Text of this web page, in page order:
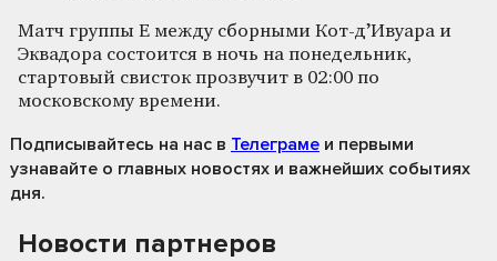
Матч группы Е между сборными Кот-д’Ивуара и
Эквадора состоится в ночь на понедельник,
стартовый свисток прозвучит в 02:00 по
московскому времени.
Подписывайтесь на нас в Телеграме и первыми
узнавайте о главных новостях и важнейших событиях
дня.
Новости партнеров